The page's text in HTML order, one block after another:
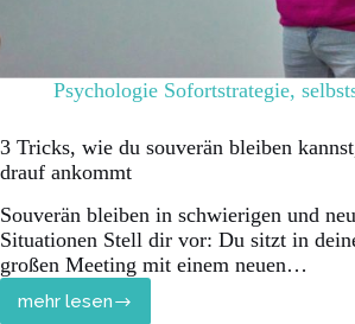
Psychologie Sofortstrategie,
3 Tricks, wie du souverän bleiben
drauf ankommt
Souverän bleiben in schwierigen und
Situationen Stell dir vor: Du sitzt in
großen Meeting mit einem neuen…
mehr lesen